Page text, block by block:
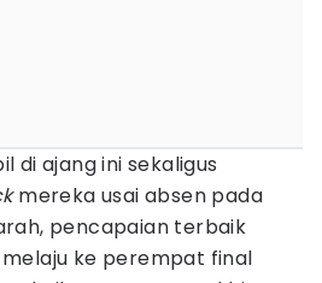
di ajang ini sekaligus
mereka usai absen pada
pencapaian terbaik
ke perempat final